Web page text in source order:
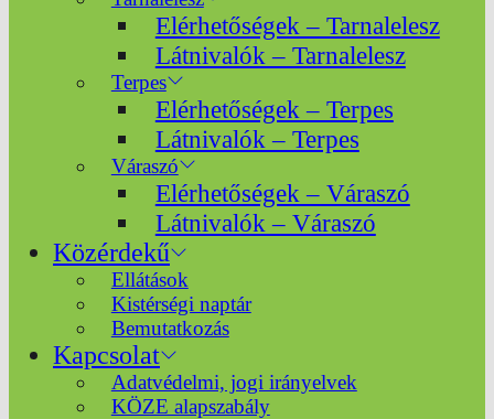
Elérhetőségek – Tarnalelesz
Látnivalók – Tarnalelesz
Terpes
Elérhetőségek – Terpes
Látnivalók – Terpes
Váraszó
Elérhetőségek – Váraszó
Látnivalók – Váraszó
Közérdekű
Ellátások
Kistérségi naptár
Bemutatkozás
Kapcsolat
Adatvédelmi, jogi irányelvek
KÖZE alapszabály